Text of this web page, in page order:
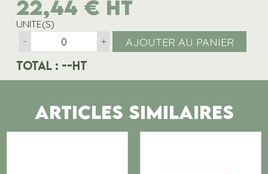
22,44 € HT
UNITE(S)
-
+ AJOUTER AU PANIER
Total : --HT
ARTICLES SIMILAIRES